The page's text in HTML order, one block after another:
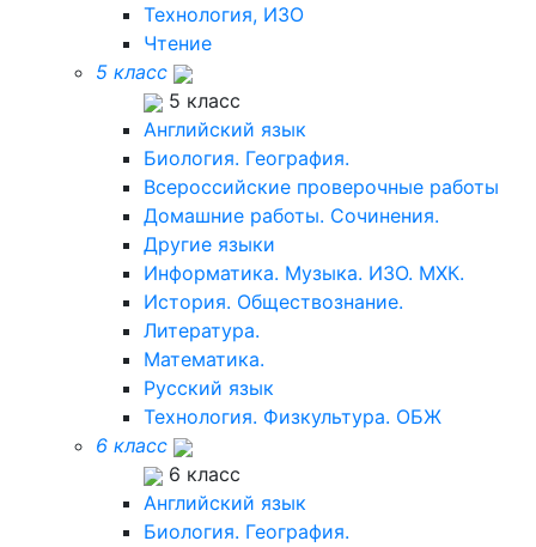
Технология, ИЗО
Чтение
5 класс
5 класс
Английский язык
Биология. География.
Всероссийские проверочные работы
Домашние работы. Сочинения.
Другие языки
Информатика. Музыка. ИЗО. МХК.
История. Обществознание.
Литература.
Математика.
Русский язык
Технология. Физкультура. ОБЖ
6 класс
6 класс
Английский язык
Биология. География.